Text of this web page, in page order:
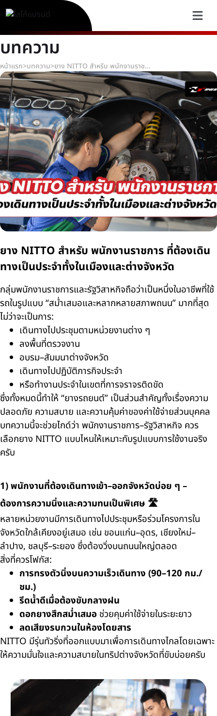
บทความ
หน้าแรก>บทความ> ยาง NITTO สำหรับ พนักงานราชการ ที่ต้องเดินทางเป็นประจำทั้งในเมืองและต่างจังหวัด
ยาง NITTO สำหรับ พนักงานราชการ ที่ต้องเดิน
ทางเป็นประจำทั้งในเมืองและต่างจังหวัด
กลุ่มพนักงานราชการและรัฐวิสาหกิจถือว่าเป็นหนึ่งในอาชีพที่ใช้
รถในรูปแบบ “สม่ำเสมอและหลากหลายสภาพถนน” มากที่สุด
ไม่ว่าจะเป็นการ:
เดินทางไปประชุมตามหน่วยงานต่าง ๆ
ลงพื้นที่ตรวจงาน
อบรม–สัมมนาต่างจังหวัด
เดินทางไปปฏิบัติภารกิจประจำ
หรือทำงานประจำในเขตที่การจราจรติดขัด
ซึ่งทั้งหมดนี้ทำให้ “ยางรถยนต์” เป็นส่วนสำคัญทั้งเรื่องความ
ปลอดภัย ความสบาย และความคุ้มค่าของค่าใช้จ่ายส่วนบุคคล
บทความนี้จะช่วยไกด์ว่า พนักงานราชการ–รัฐวิสาหกิจ ควร
เลือกยาง NITTO แบบไหนให้เหมาะกับรูปแบบการใช้งานจริง
ครับ
1) พนักงานที่ต้องเดินทางเข้า–ออกจังหวัดบ่อย ๆ –
ต้องการความนิ่งและความทนเป็นพิเศษ 🛣️
หลายหน่วยงานมีการเดินทางไปประชุมหรือร่วมโครงการใน
จังหวัดใกล้เคียงอยู่เสมอ เช่น ขอนแก่น–อุดร, เชียงใหม่–
ลำปาง, ชลบุรี–ระยอง ซึ่งต้องวิ่งบนถนนใหญ่ตลอด
สิ่งที่ควรโฟกัส:
การทรงตัวนิ่งบนความเร็วเดินทาง (90–120 กม./
ชม.)
รีดน้ำดีเมื่อต้องขับกลางฝน
ดอกยางสึกสม่ำเสมอ ช่วยคุมค่าใช้จ่ายในระยะยาว
ลดเสียงรบกวนในห้องโดยสาร
NITTO มีรุ่นทัวริ่งที่ออกแบบมาเพื่อการเดินทางไกลโดยเฉพาะ
ให้ความมั่นใจและความสบายในทริปต่างจังหวัดที่ขับบ่อยครับ